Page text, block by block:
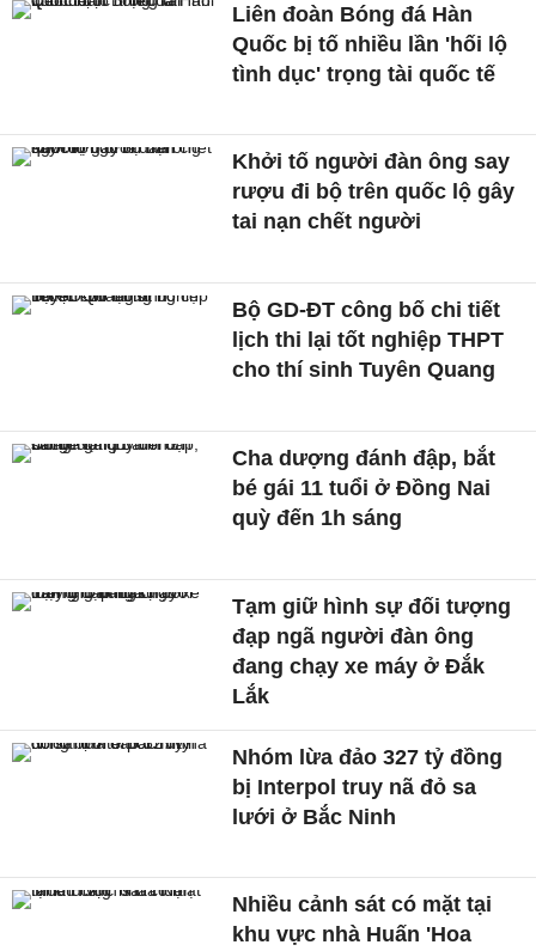
Liên đoàn Bóng đá Hàn
Quốc bị tố nhiều lần 'hối lộ
tình dục' trọng tài quốc tế
Khởi tố người đàn ông say
rượu đi bộ trên quốc lộ gây
tai nạn chết người
Bộ GD-ĐT công bố chi tiết
lịch thi lại tốt nghiệp THPT
cho thí sinh Tuyên Quang
Cha dượng đánh đập, bắt
bé gái 11 tuổi ở Đồng Nai
quỳ đến 1h sáng
Tạm giữ hình sự đối tượng
đạp ngã người đàn ông
đang chạy xe máy ở Đắk
Lắk
Nhóm lừa đảo 327 tỷ đồng
bị Interpol truy nã đỏ sa
lưới ở Bắc Ninh
Nhiều cảnh sát có mặt tại
khu vực nhà Huấn 'Hoa